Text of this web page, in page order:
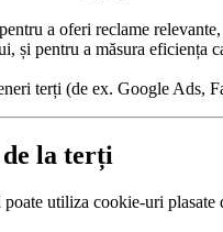
a oferi reclame relevante,
și pentru a măsura eficiența
terți (de ex. Google Ads,
la terți
utiliza cookie-uri plasate